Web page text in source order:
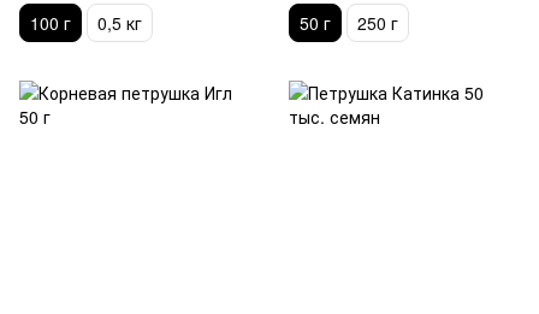
100 г 0,5 кг 50 г 250 г